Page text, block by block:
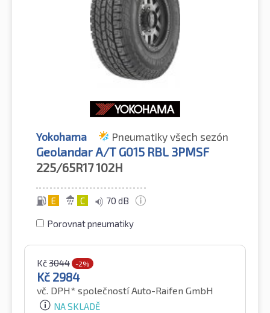
Yokohama Pneumatiky všech sezón
Geolandar A/T G015 RBL 3PMSF
225/65R17102H
E C 70 dB
Porovnat pneumatiky
Kč3044 -2%
Kč 2984
vč. DPH* společností Auto-Raifen GmbH
NA SKLADĚ